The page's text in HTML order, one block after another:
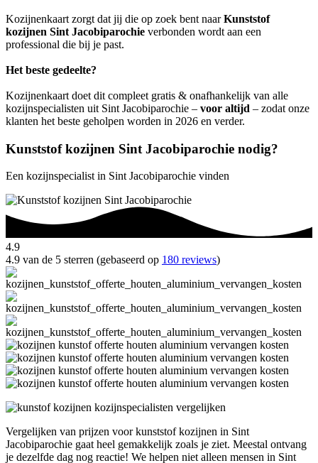
Kozijnenkaart zorgt dat jij die op zoek bent naarKunststof
kozijnen Sint Jacobiparochie verbonden wordt aan een
professional die bij je past.
Het beste gedeelte?
Kozijnenkaart doet dit compleet gratis & onafhankelijk van alle
kozijnspecialisten uit Sint Jacobiparochie – voor altijd – zodat onze
klanten het beste geholpen worden in 2026 en verder.
Kunststof kozijnen Sint Jacobiparochie nodig?
Een kozijnspecialist in Sint Jacobiparochie vinden
4.9
4.9 van de 5 sterren (gebaseerd op 180 reviews)
Vergelijken van prijzen voor kunststof kozijnen in Sint
Jacobiparochie gaat heel gemakkelijk zoals je ziet. Meestal ontvang
je dezelfde dag nog reactie! We helpen niet alleen mensen in Sint